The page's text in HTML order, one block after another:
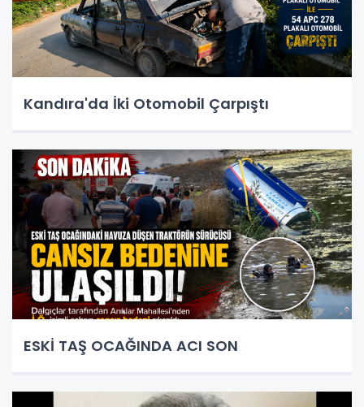
Kandıra'da İki Otomobil Çarpıştı
ESKİ TAŞ OCAĞINDA ACI SON